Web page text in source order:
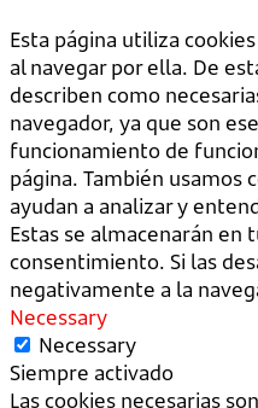
Esta página utiliza
al navegar por ella. De
describen como
navegador, ya que son
funcionamiento de
página. También usamos
ayudan a analizar y
Estas se almacenarán en
consentimiento. Si las
negativamente a la
Necessary
Necessary
Siempre activado
Las cookies necesarias